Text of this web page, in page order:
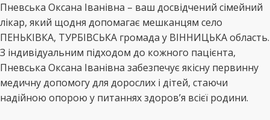
Пневська Оксана Іванівна – ваш досвідчений сімейний
лікар, який щодня допомагає мешканцям село
ПЕНЬКІВКА, ТУРБІВСЬКА громада у ВІННИЦЬКА область.
З індивідуальним підходом до кожного пацієнта,
Пневська Оксана Іванівна забезпечує якісну первинну
медичну допомогу для дорослих і дітей, стаючи
надійною опорою у питаннях здоров’я всієї родини.